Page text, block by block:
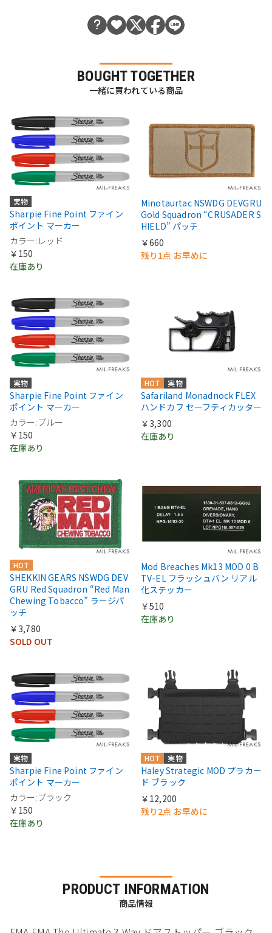
BOUGHT TOGETHER
一緒に買われている商品
実物
Sharpie Fine Point ファイン
ポイント マーカー
カラー:レッド
￥150
在庫あり
Minotaurtac NSWDG DEVGRU
Gold Squadron “CRUSADER S
HIELD” パッチ
￥660
残り1点 お早めに
実物
Sharpie Fine Point ファイン
ポイント マーカー
カラー:ブルー
￥150
在庫あり
実物
HOT
Safariland Monadnock FLEX
ハンドカフ セーフティカッター
￥3,300
在庫あり
HOT
SHEKKIN GEARS NSWDG DEV
GRU Red Squadron “Red Man
Chewing Tobacco” ラージパ
ッチ
￥3,780
SOLD OUT
Mod Breaches Mk13 MOD 0 B
TV-EL フラッシュバン リアル
化ステッカー
￥510
在庫あり
実物
Sharpie Fine Point ファイン
ポイント マーカー
カラー:ブラック
￥150
在庫あり
実物
HOT
Haley Strategic MOD プラカー
ド ブラック
￥12,200
残り2点 お早めに
PRODUCT INFORMATION
商品情報